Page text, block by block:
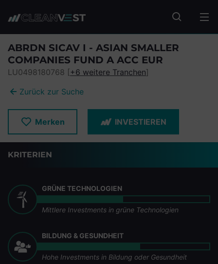
Fonds
ABRDN SICAV I - ASIAN SMALLER
COMPANIES FUND A ACC EUR
LU0498180768 [+6 weitere Tranchen]
Zurück zur Suche
Merken INVESTIEREN
KRITERIEN
GRÜNE TECHNOLOGIEN
Mittlere Investments in grüne Technologien
BILDUNG & GESUNDHEIT
Hohe Investments in Bildung oder Gesundheit